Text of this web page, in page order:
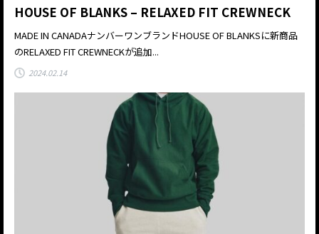
HOUSE OF BLANKS – RELAXED FIT CREWNECK
MADE IN CANADAナンバーワンブランドHOUSE OF BLANKSに新商品
のRELAXED FIT CREWNECKが追加...
2024.02.14